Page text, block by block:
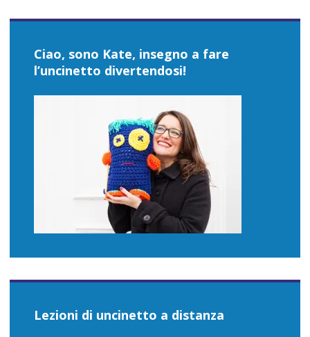
Ciao, sono Kate, insegno a fare
l’uncinetto divertendosi!
Lezioni di uncinetto a distanza